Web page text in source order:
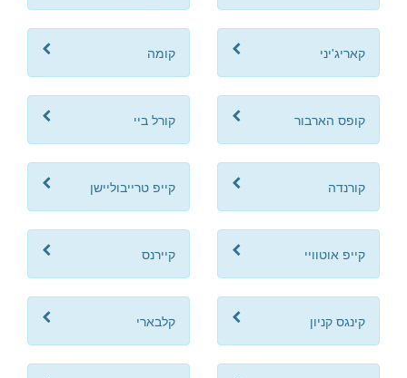
קאריג'יני קומה
קופס הארבור קורל ביי
קורנדה קייפ טרייבוליישן
קייפ אוטוויי קיירנס
קינגס קניון קלבארי